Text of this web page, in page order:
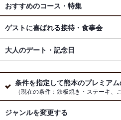
おすすめのコース・特集
ゲストに喜ばれる接待・食事会
大人のデート・記念日
条件を指定して熊本のプレミア
（現在の条件：鉄板焼き・ステーキ、
ジャンルを変更する